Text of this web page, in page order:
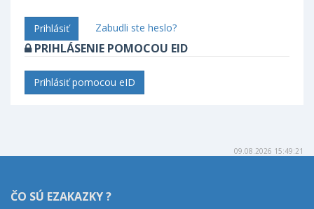
Prihlásiť Zabudli ste heslo?
PRIHLÁSENIE POMOCOU EID
Prihlásiť pomocou eID
09.08.2026 15:49:21
ČO SÚ EZAKAZKY ?